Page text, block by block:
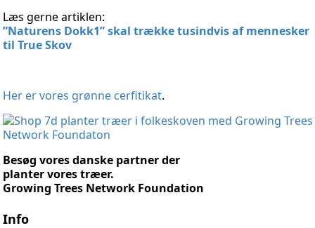
Læs gerne artiklen:
”Naturens Dokk1” skal trække tusindvis af mennesker
til True Skov
Her er vores grønne cerfitikat.
Besøg vores danske partner der
planter vores træer.
Growing Trees Network Foundation
Info